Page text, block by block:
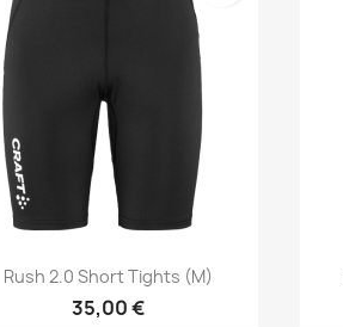
Vista rápida
Rush 2.0 Short Tights (M)
35,00 €